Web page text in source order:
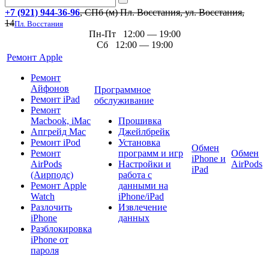
+7 (921) 944-36-96, СПб (м) Пл. Восстания, ул. Восстания,
14Пл. Восстания
Пн-Пт 12:00 — 19:00
Сб 12:00 — 19:00
Ремонт Apple
Ремонт
Айфонов
Ремонт iPad
Ремонт
Macbook, iMac
Апгрейд Mac
Ремонт iPod
Ремонт
AirPods
(Аирподс)
Ремонт Apple
Watch
Разлочить
iPhone
Разблокировка
iPhone от
пароля
Программное
обслуживание
Прошивка
Джейлбрейк
Установка
программ и игр
Настройки и
работа с
данными на
iPhone/iPad
Извлечение
данных
Обмен
iPhone и
iPad
Обмен
AirPods